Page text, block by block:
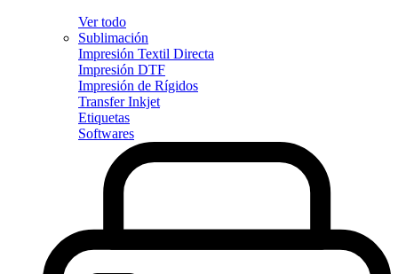
Ver todo
Sublimación
Impresión Textil Directa
Impresión DTF
Impresión de Rígidos
Transfer Inkjet
Etiquetas
Softwares